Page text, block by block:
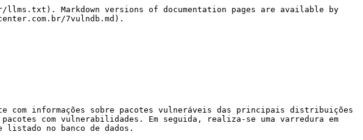
Markdown versions of documentation pages are available by
7vulndb.md).
com informações sobre pacotes vulneráveis das principais distribuições
com vulnerabilidades. Em seguida, realiza-se uma varredura em
listado no banco de dados.